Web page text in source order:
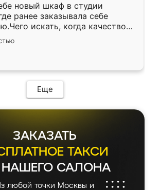
новый шкаф в студии
ранее заказывала себе
искать, когда качеством
Служит кухня уже почти
нет.
Еще
ЗАКАЗАТЬ
ТАКСИ
САЛОНА
любой точки Москвы и